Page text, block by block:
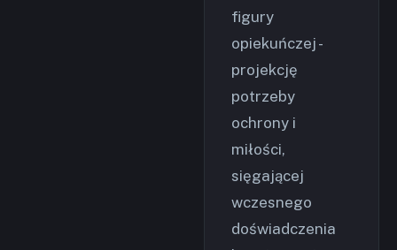
figury
opiekuńczej -
projekcję
potrzeby
ochrony i
miłości,
sięgającej
wczesnego
doświadczenia